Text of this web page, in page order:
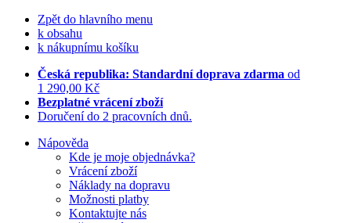
Zpět do hlavního menu
k obsahu
k nákupnímu košíku
Česká republika: Standardní doprava zdarma od
1 290,00 Kč
Bezplatné vrácení zboží
Doručení do 2 pracovních dnů.
Nápověda
Kde je moje objednávka?
Vrácení zboží
Náklady na dopravu
Možnosti platby
Kontaktujte nás